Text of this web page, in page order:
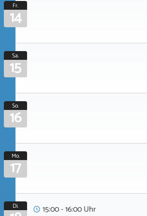
Fr.
14
Sa.
15
So.
16
Mo.
17
Di.
15:00 - 16:00 Uhr